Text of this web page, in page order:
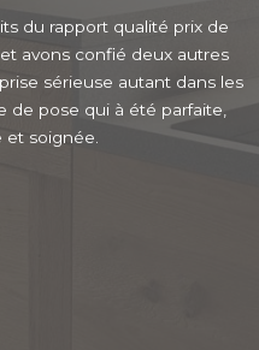
du rapport qualité prix de
avons confié deux autres
sérieuse autant dans les
de pose qui à été parfaite,
et soignée.